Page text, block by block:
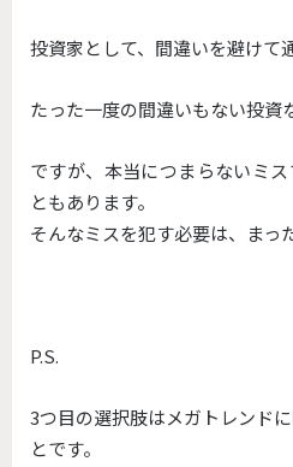
投資家として、間違いを避けて
たった一度の間違いもない投資
ですが、本当につまらないミ
ともあります。
そんなミスを犯す必要は、まっ
P.S.
3つ目の選択肢はメガトレンド
とです。